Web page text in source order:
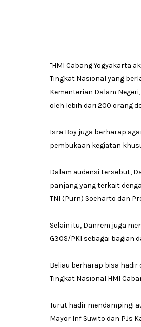
"HMI Cabang Yogyakarta
Tingkat Nasional yang
Kementerian Dalam
oleh lebih dari 200 orang
Isra Boy juga berharap
pembukaan kegiatan
Dalam audensi tersebut,
panjang yang terkait
TNI (Purn) Soeharto dan
Selain itu, Danrem juga
G30S/PKI sebagai bagian
Beliau berharap bisa hadir
Tingkat Nasional HMI
Turut hadir mendampingi
Mayor Inf Suwito dan PJs